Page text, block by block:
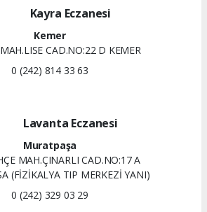
Kayra Eczanesi
Kemer
CAD.NO:22 D KEMER
0 (242) 814 33 63
Lavanta Eczanesi
Muratpaşa
MAH.ÇINARLI CAD.NO:17 A
(FİZİKALYA TIP MERKEZİ YANI)
0 (242) 329 03 29